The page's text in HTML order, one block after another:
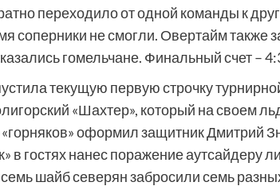
переходило от одной команды к
соперники не смогли. Овертайм также
гомельчане. Финальный счет –
текущую первую строчку
«Шахтер», который на своем
«горняков» оформил защитник Дмитрий
в гостях нанес поражение аутсайдеру
шайб северян забросили семь